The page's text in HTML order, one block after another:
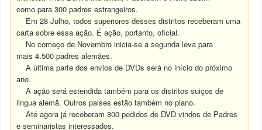
como para 300 padres estrangeiros.
Em 28 Julho, todos superiores desses distritos receberam uma
carta sobre essa ação. É ação, portanto, oficial.
No começo de Novembro inicia-se a segunda leva para
mais 4.500 padres alemães.
A última parte dos envios de DVDs será no início do próximo
ano.
A ação será estendida também para os distritos suiços de
lingua alemã. Outros paises estão também no plano.
Até agora já receberam 800 pedidos de DVD vindos de Padres
e seminaristas interessados.